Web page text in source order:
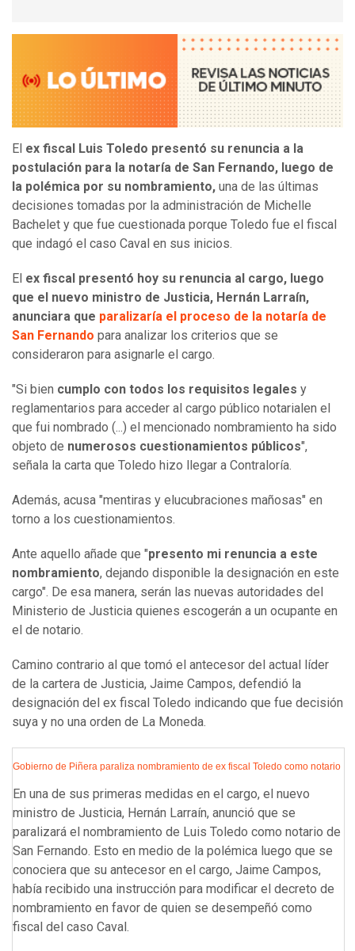
El ex fiscal Luis Toledo presentó su renuncia a la
postulación para la notaría de San Fernando, luego de
la polémica por su nombramiento, una de las últimas
decisiones tomadas por la administración de Michelle
Bachelet y que fue cuestionada porque Toledo fue el fiscal
que indagó el caso Caval en sus inicios.
El ex fiscal presentó hoy su renuncia al cargo, luego
que el nuevo ministro de Justicia, Hernán Larraín,
anunciara que paralizaría el proceso de la notaría de
San Fernando para analizar los criterios que se
consideraron para asignarle el cargo.
"Si bien cumplo con todos los requisitos legales y
reglamentarios para acceder al cargo público notarialen el
que fui nombrado (...) el mencionado nombramiento ha sido
objeto de numerosos cuestionamientos públicos",
señala la carta que Toledo hizo llegar a Contraloría.
Además, acusa "mentiras y elucubraciones mañosas" en
torno a los cuestionamientos.
Ante aquello añade que "presento mi renuncia a este
nombramiento, dejando disponible la designación en este
cargo". De esa manera, serán las nuevas autoridades del
Ministerio de Justicia quienes escogerán a un ocupante en
el de notario.
Camino contrario al que tomó el antecesor del actual líder
de la cartera de Justicia, Jaime Campos, defendió la
designación del ex fiscal Toledo indicando que fue decisión
suya y no una orden de La Moneda.
Gobierno de Piñera paraliza nombramiento de ex fiscal Toledo como notario
En una de sus primeras medidas en el cargo, el nuevo
ministro de Justicia, Hernán Larraín, anunció que se
paralizará el nombramiento de Luis Toledo como notario de
San Fernando. Esto en medio de la polémica luego que se
conociera que su antecesor en el cargo, Jaime Campos,
había recibido una instrucción para modificar el decreto de
nombramiento en favor de quien se desempeñó como
fiscal del caso Caval.